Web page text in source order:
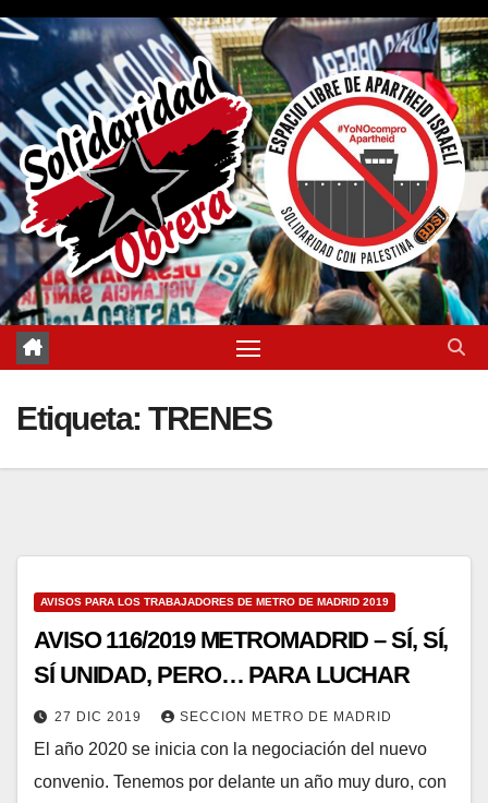
Saltar
contenido
Etiqueta: TRENES
AVISOS PARA LOS TRABAJADORES DE METRO DE MADRID 2019
AVISO 116/2019 METROMADRID – SÍ, SÍ,
SÍ UNIDAD, PERO… PARA LUCHAR
27 DIC 2019 SECCION METRO DE MADRID
El año 2020 se inicia con la negociación del nuevo
convenio. Tenemos por delante un año muy duro, con